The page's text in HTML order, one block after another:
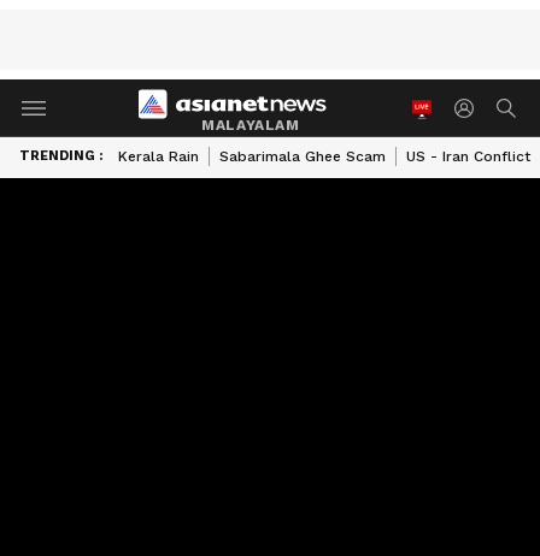
MALAYALAM
TRENDING : Kerala Rain Sabarimala Ghee Scam US - Iran Conflict